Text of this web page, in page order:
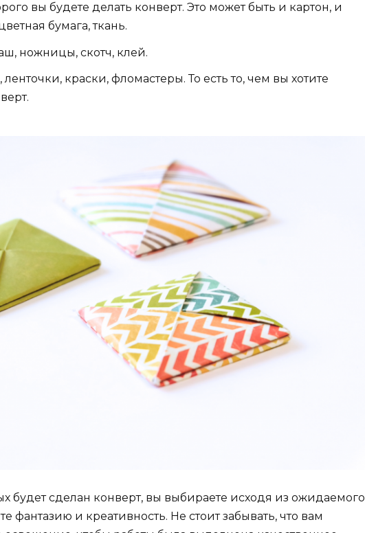
вы будете делать конверт. Это может быть и картон, и
бумага, ткань.
ножницы, скотч, клей.
краски, фломастеры. То есть то, чем вы хотите
будет сделан конверт, вы выбираете исходя из ожидаемого
фантазию и креативность. Не стоит забывать, что вам